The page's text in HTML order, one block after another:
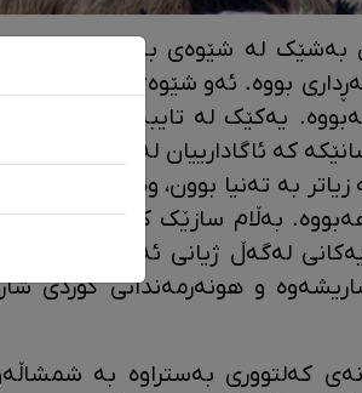
بەشێک لە شێوەی بەڕێچوونی
بووە. ئەو شێوەژیانە دیارە،
یەکێک لە تایبەتمەندییەکانی
کە ئاگادارییان لە مەڕەکان
بە تەنیا بوون، وەک هەر
بەڵام سازێک کە بتوانێ
لەگەڵ ژیانی ئەوان بگونجێ،
و هونەرمەندانی کوردی
کەلتووری بەستراوە بە